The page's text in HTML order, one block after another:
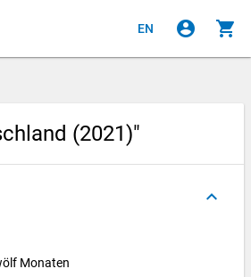
EN account_circle shopping_cart
(2021)"
keyboard_arrow_up
Monaten